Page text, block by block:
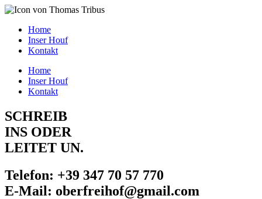
Home
Inser Houf
Kontakt
Home
Inser Houf
Kontakt
SCHREIB
INS ODER
LEITET UN.
Telefon: +39 347 70 57 770
E-Mail: oberfreihof@gmail.com